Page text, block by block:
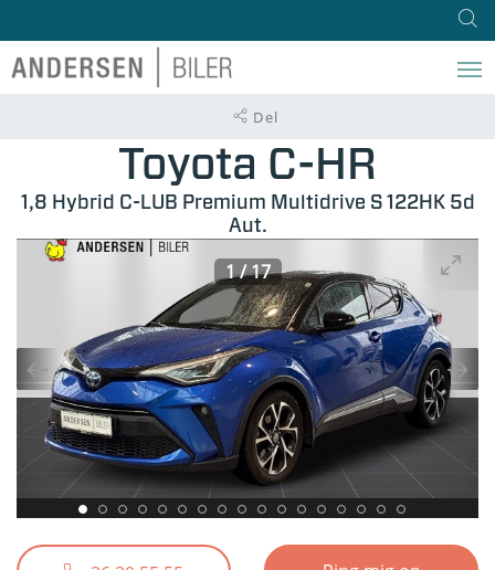
Del
Toyota C-HR
1,8 Hybrid C-LUB Premium Multidrive S 122HK 5d
Aut.
1/17